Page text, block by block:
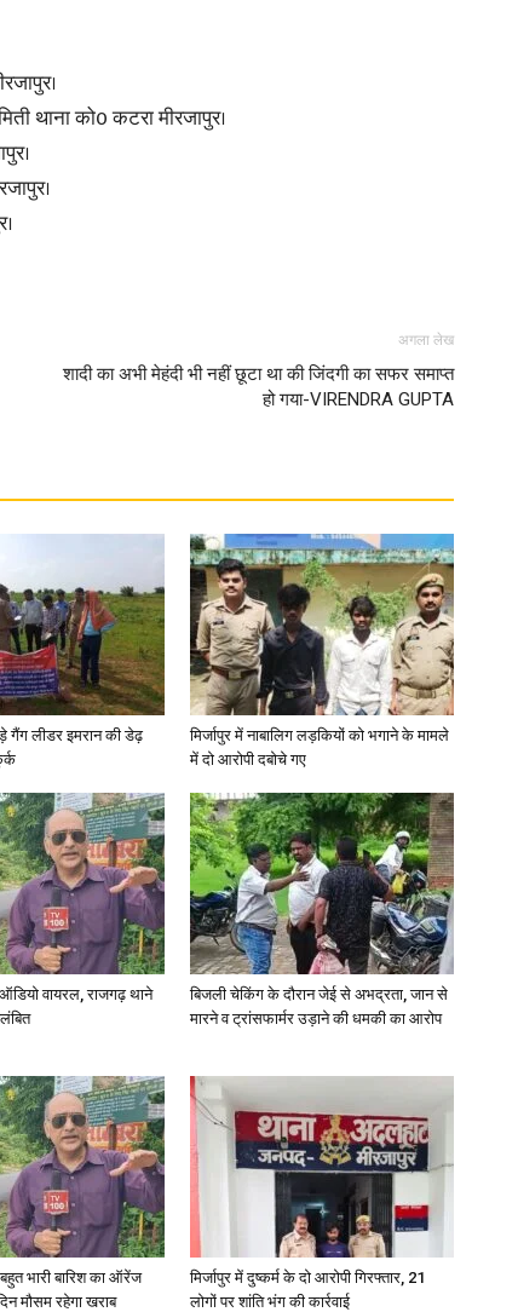
थाना को0 कटरा मीरजापुर।
अगला लेख
शादी का अभी मेहंदी भी नहीं छूटा था की जिंदगी का सफर समाप्त
हो गया-VIRENDRA GUPTA
गैंग लीडर इमरान की डेढ़
मिर्जापुर में नाबालिग लड़कियों को भगाने के मामले
में दो आरोपी दबोचे गए
वायरल, राजगढ़ थाने
बिजली चेकिंग के दौरान जेई से अभद्रता, जान से
मारने व ट्रांसफार्मर उड़ाने की धमकी का आरोप
बहुत भारी बारिश का ऑरेंज
मौसम रहेगा खराब
मिर्जापुर में दुष्कर्म के दो आरोपी गिरफ्तार, 21
लोगों पर शांति भंग की कार्रवाई